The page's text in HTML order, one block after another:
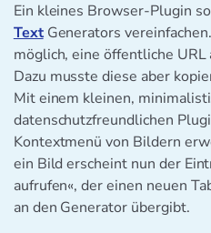
Ein kleines Browser-Plugin
TextGenerators
möglich, eine öffentliche
Dazu musste diese aber
Mit einem kleinen,
datenschutzfreundlichen
Kontextmenü von Bildern
ein Bild erscheint nun der
aufrufen«, der einen neuen
an den Generator übergibt.